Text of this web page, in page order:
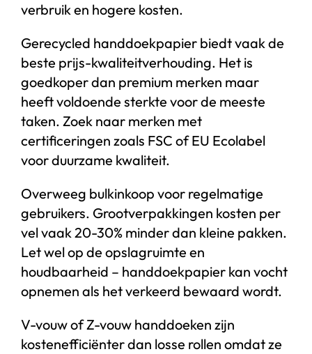
verbruik en hogere kosten.
Gerecycled handdoekpapier biedt vaak de
beste prijs-kwaliteitverhouding. Het is
goedkoper dan premium merken maar
heeft voldoende sterkte voor de meeste
taken. Zoek naar merken met
certificeringen zoals FSC of EU Ecolabel
voor duurzame kwaliteit.
Overweeg bulkinkoop voor regelmatige
gebruikers. Grootverpakkingen kosten per
vel vaak 20-30% minder dan kleine pakken.
Let wel op de opslagruimte en
houdbaarheid – handdoekpapier kan vocht
opnemen als het verkeerd bewaard wordt.
V-vouw of Z-vouw handdoeken zijn
kostenefficiënter dan losse rollen omdat ze